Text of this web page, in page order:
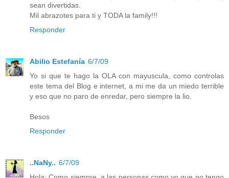
sean divertidas.
Mil abrazotes para ti y TODA la family!!!
Responder
Abilio Estefanía 6/7/09
Yo si que te hago la OLA con mayuscula, como controlas
este tema del Blog e internet, a mi me da un miedo terrible
y eso que no paro de enredar, pero siempre la lio.
Besos
Responder
..NaNy.. 6/7/09